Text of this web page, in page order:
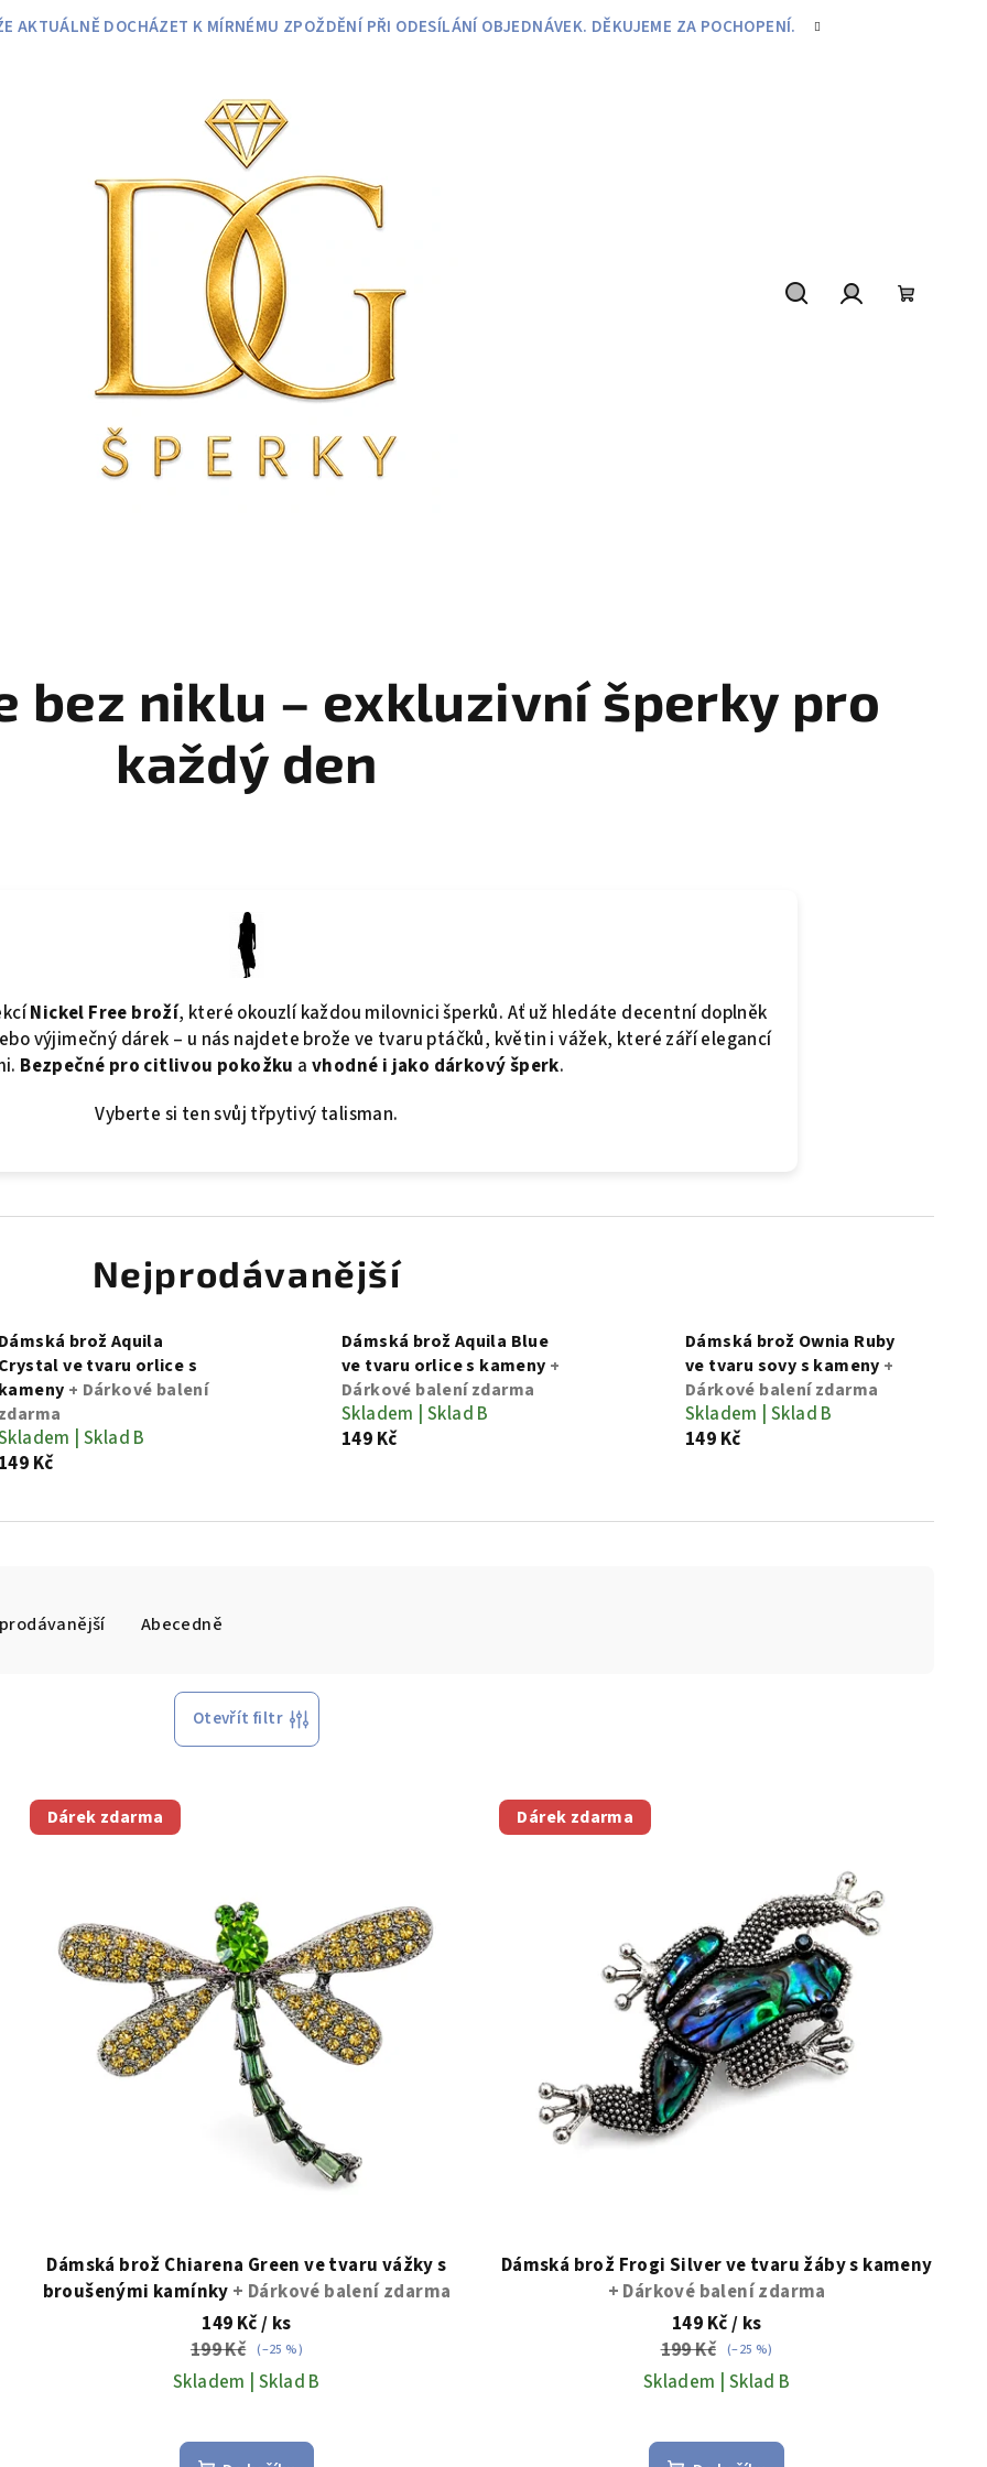
AKTUÁLNĚ DOCHÁZET K MÍRNÉMU ZPOŽDĚNÍ PŘI ODESÍLÁNÍ OBJEDNÁVEK. DĚKUJEME ZA POCHOPENÍ.
bez niklu – exkluzivní šperky pro
každý den
Nickel Free broží, které okouzlí každou milovnici šperků. Ať už hledáte decentní doplněk
výjimečný dárek – u nás najdete brože ve tvaru ptáčků, květin i vážek, které září elegancí
Bezpečné pro citlivou pokožku a vhodné i jako dárkový šperk.
Vyberte si ten svůj třpytivý talisman.
Nejprodávanější
Dámská brož Aquila
Crystal ve tvaru orlice s
kameny + Dárkové balení
zdarma
| Sklad B
149 Kč
Dámská brož Aquila Blue
ve tvaru orlice s kameny +
Dárkové balení zdarma
Skladem | Sklad B
149 Kč
Dámská brož Ownia Ruby
ve tvaru sovy s kameny +
Dárkové balení zdarma
Skladem | Sklad B
149 Kč
Abecedně
Otevřít filtr
Dárek zdarma
Dámská brož Chiarena Green ve tvaru vážky s
broušenými kamínky + Dárkové balení zdarma
149 Kč/ ks
199 Kč (–25 %)
Skladem | Sklad B
Dárek zdarma
Dámská brož Frogi Silver ve tvaru žáby s kameny
+ Dárkové balení zdarma
149 Kč/ ks
199 Kč (–25 %)
Skladem | Sklad B